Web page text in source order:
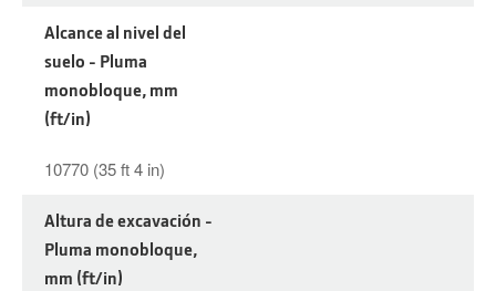
Alcance al nivel del
suelo - Pluma
monobloque, mm
(ft/in)
10770 (35 ft 4 in)
Altura de excavación -
Pluma monobloque,
mm (ft/in)